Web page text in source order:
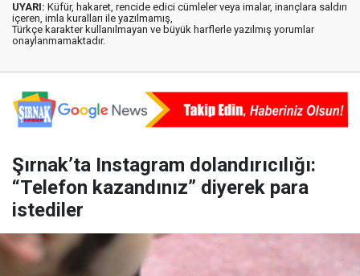
UYARI: Küfür, hakaret, rencide edici cümleler veya imalar, inançlara saldırı
içeren, imla kuralları ile yazılmamış,
Türkçe karakter kullanılmayan ve büyük harflerle yazılmış yorumlar
onaylanmamaktadır.
Şırnak’ta Instagram dolandırıcılığı:
“Telefon kazandınız” diyerek para
istediler